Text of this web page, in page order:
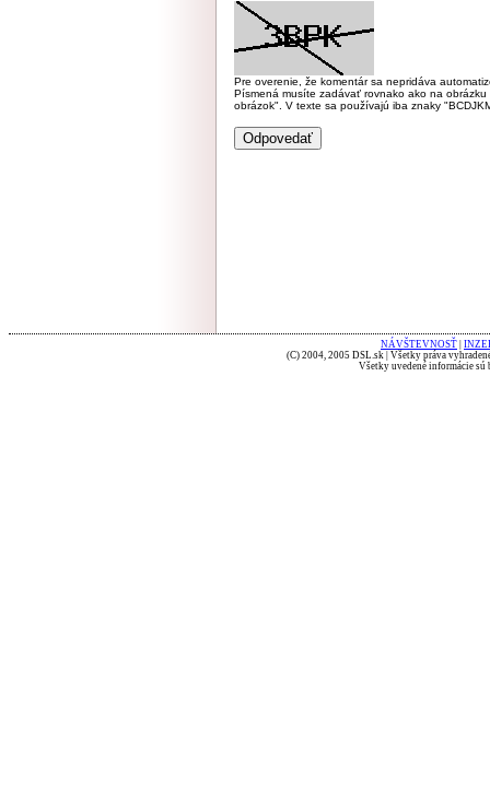
Pre overenie, že komentár sa nepridáva
Písmená musíte zadávať rovnako ako na
obrázok". V texte sa používajú iba znaky
NÁVŠTEVNOSŤ
(C) 2004, 2005 DSL.sk | Všetky práva
Všetky uvedené informácie sú